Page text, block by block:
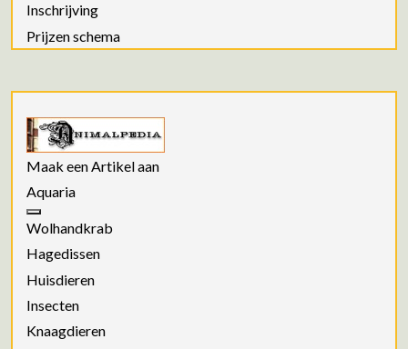
Inschrijving
Prijzen schema
Maak een Artikel aan
Aquaria
Wolhandkrab
Hagedissen
Huisdieren
Insecten
Knaagdieren